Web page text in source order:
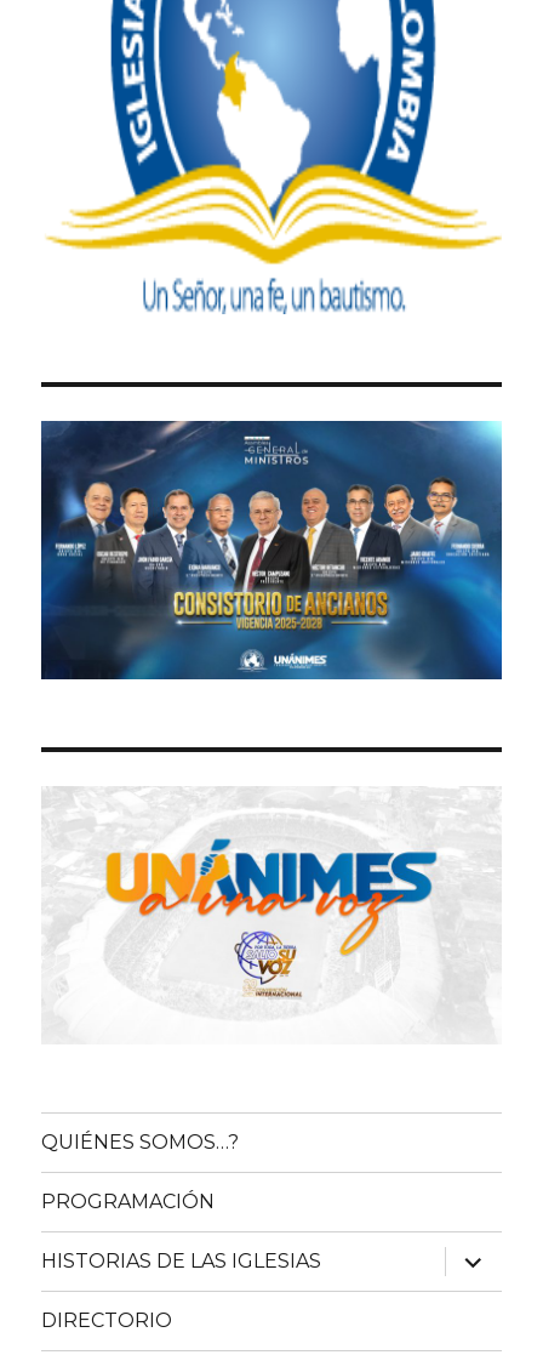
QUIÉNES SOMOS…?
PROGRAMACIÓN
HISTORIAS DE LAS IGLESIAS
expande
el
menú
DIRECTORIO